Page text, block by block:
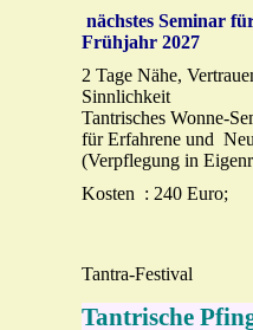
nächstes Seminar
Frühjahr 2027
2 Tage Nähe,
Sinnlichkeit
Tantrisches Wonne-
für Erfahrene und
(Verpflegung in
Kosten : 240 Euro;
Tantra-Festival
Tantrische